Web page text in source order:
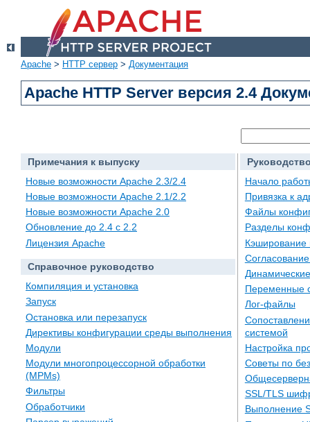
Apache > HTTP сервер > Документация
Apache HTTP Server версия 2.4
Примечания к выпуску
Новые возможности Apache 2.3/2.4
Новые возможности Apache 2.1/2.2
Новые возможности Apache 2.0
Обновление до 2.4 с 2.2
Лицензия Apache
Справочное руководство
Компиляция и установка
Запуск
Остановка или перезапуск
Директивы конфигурации среды выполнения
Модули
Модули многопроцессорной обработки
(MPMs)
Фильтры
Обработчики
Начало
Привязка к
Файлы
Разделы
Кэширование
Переменные
Лог-файлы
системой
Настройка
Советы по
SSL/TLS
Выполнение